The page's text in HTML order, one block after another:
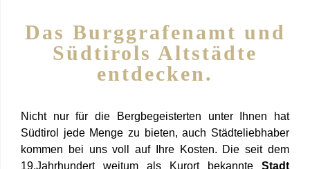
Das Burggrafenamt und
Südtirols Altstädte
entdecken.
Nicht nur für die Bergbegeisterten unter Ihnen hat
Südtirol jede Menge zu bieten, auch Städteliebhaber
kommen bei uns voll auf Ihre Kosten. Die seit dem
19.Jahrhundert weitum als Kurort bekannte Stadt